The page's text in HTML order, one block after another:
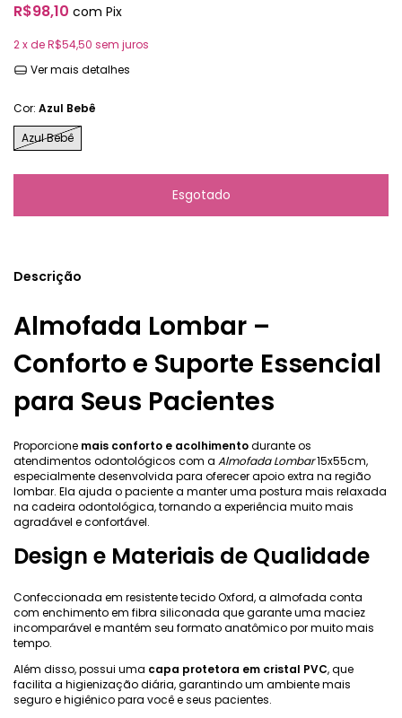
R$98,10 com Pix
2x deR$54,50 sem juros
Ver mais detalhes
Cor: Azul Bebê
Azul Bebê
Descrição
Almofada Lombar –
Conforto e Suporte Essencial
para Seus Pacientes
Proporcione mais conforto e acolhimentodurante os
atendimentos odontológicos com a Almofada Lombar15x55cm,
especialmente desenvolvida para oferecer apoio extra na região
lombar. Ela ajuda o paciente a manter uma postura mais relaxada
na cadeira odontológica, tornando a experiência muito mais
agradável e confortável.
Design e Materiais de Qualidade
Confeccionada em resistente tecido Oxford, a almofada conta
com enchimento em fibra siliconada que garante uma maciez
incomparável e mantém seu formato anatômico por muito mais
tempo.
Além disso, possui uma capa protetora em cristal PVC, que
facilita a higienização diária, garantindo um ambiente mais
seguro e higiênico para você e seus pacientes.